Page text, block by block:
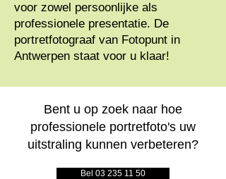
voor zowel persoonlijke als
professionele presentatie. De
portretfotograaf van Fotopunt in
Antwerpen staat voor u klaar!
Bent u op zoek naar hoe
professionele portretfoto's uw
uitstraling kunnen verbeteren?
Bel 03 235 11 50